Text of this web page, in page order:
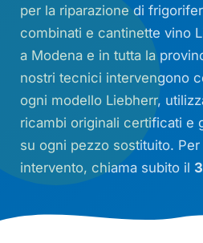
per la riparazione di
combinati e cantinette vino
a Modena e in tutta la
nostri tecnici intervengono
ogni modello Liebherr,
ricambi originali certificati e
su ogni pezzo sostituito.
intervento, chiama subito il